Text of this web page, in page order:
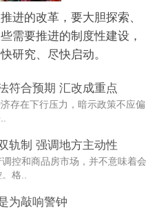
进的改革，要大胆探索、
需要推进的制度性建设，
研究、尽快启动。
符合预期 汇改成重点
存在下行压力，暗示政策不应偏
轨制 强调地方主动性
控和商品房市场，并不意味着会
格..
为敲响警钟